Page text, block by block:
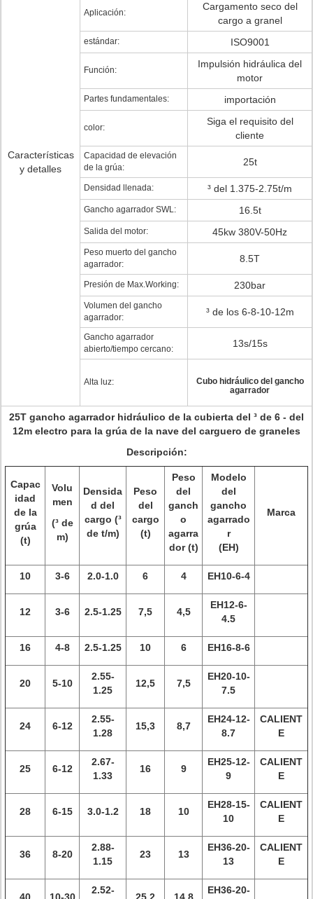
Características
y detalles
Aplicación:
Cargamento seco del
cargo a granel
estándar: ISO9001
Función:
Impulsión hidráulica del
motor
Partes fundamentales: importación
color:
Siga el requisito del
cliente
Capacidad de elevación
de la grúa:
25t
Densidad llenada: ³ del 1.375-2.75t/m
Gancho agarrador SWL: 16.5t
Salida del motor: 45kw 380V-50Hz
Peso muerto del gancho
agarrador:
8.5T
Presión de Max.Working: 230bar
Volumen del gancho
agarrador:
³ de los 6-8-10-12m
Gancho agarrador
abierto/tiempo cercano:
13s/15s
Alta luz:
Cubo hidráulico del gancho
agarrador
25T gancho agarrador hidráulico de la cubierta del ³ de 6 - del
12m electro para la grúa de la nave del carguero de graneles
Descripción:
Capac
idad
de la
grúa
(t)
Volu
men
(³ de
m)
Densida
d del
cargo (³
de t/m)
Peso
del
cargo
(t)
Peso
del
ganch
o
agarra
dor (t)
Modelo
del
gancho
agarrado
r
(EH)
Marca
10 3-6 2.0-1.0 6 4 EH10-6-4
12 3-6 2.5-1.25 7,5 4,5
EH12-6-
4.5
16 4-8 2.5-1.25 10 6 EH16-8-6
20 5-10
2.55-
1.25
12,5 7,5
EH20-10-
7.5
24 6-12
2.55-
1.28
15,3 8,7
EH24-12-
8.7
CALIENT
E
25 6-12
2.67-
1.33
16 9
EH25-12-
9
CALIENT
E
28 6-15 3.0-1.2 18 10
EH28-15-
10
CALIENT
E
36 8-20
2.88-
1.15
23 13
EH36-20-
13
CALIENT
E
2.52-
EH36-20-